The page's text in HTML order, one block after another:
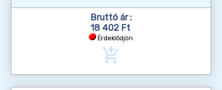
Bruttó ár :
18 402 Ft
Érdeklődjön
add_shopping_cart